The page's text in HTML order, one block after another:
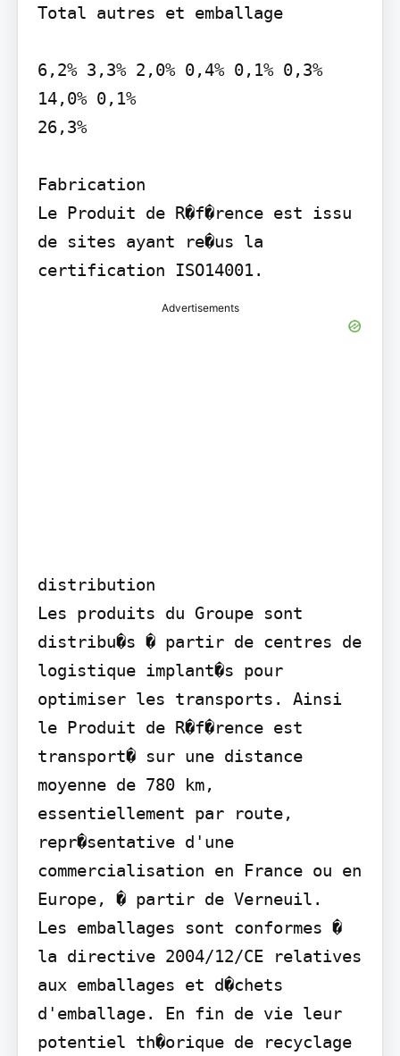
Total autres et emballage
6,2% 3,3% 2,0% 0,4% 0,1% 0,3%
14,0% 0,1%
26,3%
Fabrication
Le Produit de R�f�rence est issu
de sites ayant re�us la
certification ISO14001.
Advertisements
distribution
Les produits du Groupe sont
distribu�s � partir de centres de
logistique implant�s pour
optimiser les transports. Ainsi
le Produit de R�f�rence est
transport� sur une distance
moyenne de 780 km,
essentiellement par route,
repr�sentative d'une
commercialisation en France ou en
Europe, � partir de Verneuil.
Les emballages sont conformes �
la directive 2004/12/CE relatives
aux emballages et d�chets
d'emballage. En fin de vie leur
potentiel th�orique de recyclage